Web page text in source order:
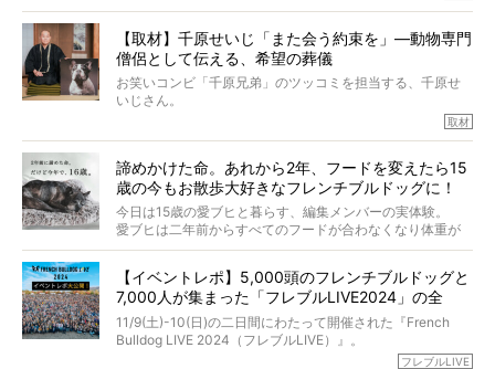
力をもつお笑い芸人「シークエンスはやとも」さんに、愛
犬の旅立ちや供養についてインタビュー。
インタビュアー兼対談相手は、大の犬好きで心霊分野の知
識にも長けているPELIさん。
「愛犬が旅立ったあと、ベッドやおもちゃはどうすればい
い？」「お骨はどうするべき？」「お花やお線香は喜んで
くれる？」
さらには、霊感がない人でも愛犬が成仏したことを知る方
法まで。
お笑い芸人だからこそ暗くなりすぎない、むしろ心がスッ
と軽くなる。
永久保存版のスペシャル対談です！
【取材】千原せいじ「また会う約束を」―動物専門
僧侶として伝える、希望の葬儀
お笑いコンビ「千原兄弟」のツッコミを担当する、千原せ
いじさん。
今年で結成35周年を迎え、芸人としての活躍も目覚ましい
た。
僧侶としての名は「靖賢（せいけん）」。
当時54歳という年齢にして、なぜ動物専門僧侶という道を
選んだのか。
また、愛犬の旅立ちとどのように向き合うべきなのか。
た。
取材
諦めかけた命。あれから2年、フードを変えたら15
歳の今もお散歩大好きなフレンチブルドッグに！
今日は15歳の愛ブヒと暮らす、編集メンバーの実体験。
愛ブヒは二年前からすべてのフードが合わなくなり体重が
激減。検査をしても異常はなく「年齢のせいですね…」と言
もう諦めるしかないのかな…そんなとき、我が家に届いたの
が「THE fu-do(ザ・フード)」の試食品でした。
そして「THE fu-do(ザ・フード)」を食べつづけて二年、愛
ブヒは15歳になり、今も元気にお散歩をしています。
今回は、二年前の絶望から今までを包み隠さず、時系列で
【イベントレポ】5,000頭のフレンチブルドッグと
7,000人が集まった「フレブルLIVE2024」の全
貌！
11/9(土)-10(日)の二日間にわたって開催された『French
Bulldog LIVE 2024（フレブルLIVE）』。
今年はのべ5,000頭のフレンチブルドッグと7,000人のフレ
フレブルLIVE